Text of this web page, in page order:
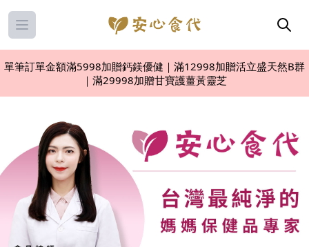
Open main menu
單筆訂單金額滿5998加贈鈣鎂優健｜滿12998加贈活立盛天然B群
｜滿29998加贈甘寶護薑黃靈芝